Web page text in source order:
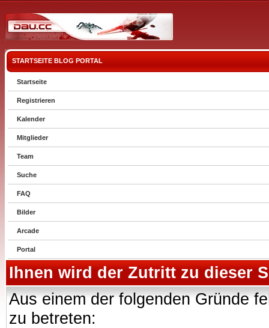
STARTSEITE BLOG PORTAL
Startseite
Registrieren
Kalender
Mitglieder
Team
Suche
FAQ
Bilder
Arcade
Portal
Ihnen wird der Zutritt zu dieser
Aus einem der folgenden Gründe
zu betreten: